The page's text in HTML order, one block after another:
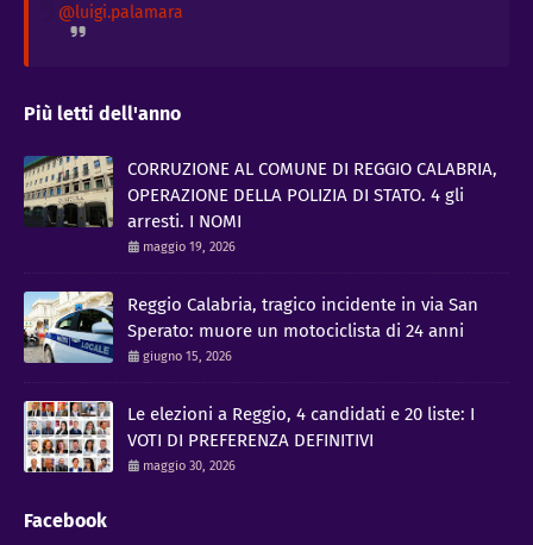
@luigi.palamara
Più letti dell'anno
CORRUZIONE AL COMUNE DI REGGIO CALABRIA,
OPERAZIONE DELLA POLIZIA DI STATO. 4 gli
arresti. I NOMI
maggio 19, 2026
Reggio Calabria, tragico incidente in via San
Sperato: muore un motociclista di 24 anni
giugno 15, 2026
Le elezioni a Reggio, 4 candidati e 20 liste: I
VOTI DI PREFERENZA DEFINITIVI
maggio 30, 2026
Facebook